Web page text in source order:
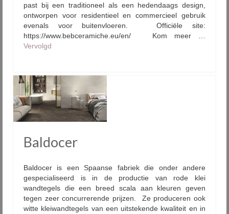
past bij een traditioneel als een hedendaags design,
ontworpen voor residentieel en commercieel gebruik
evenals voor buitenvloeren. Officiële site:
https://www.bebceramiche.eu/en/ Kom meer …
Vervolgd
Baldocer
Baldocer is een Spaanse fabriek die onder andere
gespecialiseerd is in de productie van rode klei
wandtegels die een breed scala aan kleuren geven
tegen zeer concurrerende prijzen. Ze produceren ook
witte kleiwandtegels van een uitstekende kwaliteit en in